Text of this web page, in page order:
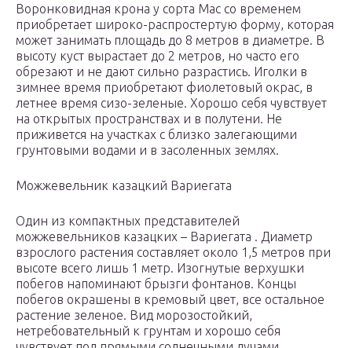
Воронковидная крона у сорта Мас со временем
приобретает широко-распростертую форму, которая
может занимать площадь до 8 метров в диаметре. В
высоту куст вырастает до 2 метров, но часто его
обрезают и не дают сильно разрастись. Иголки в
зимнее время приобретают фиолетовый окрас, в
летнее время сизо-зеленые. Хорошо себя чувствует
на открытых пространствах и в полутени. Не
приживется на участках с близко залегающими
грунтовыми водами и в засоленных землях.
Можжевельник казацкий Вариегата
Один из компактных представителей
можжевельников казацких – Вариегата . Диаметр
взрослого растения составляет около 1,5 метров при
высоте всего лишь 1 метр. Изогнутые верхушки
побегов напоминают брызги фонтанов. Концы
побегов окрашены в кремовый цвет, все остальное
растение зеленое. Вид морозостойкий,
нетребовательный к грунтам и хорошо себя